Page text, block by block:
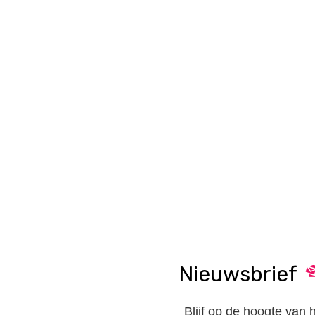
Nieuwsbrief
Blijf op de hoogte van